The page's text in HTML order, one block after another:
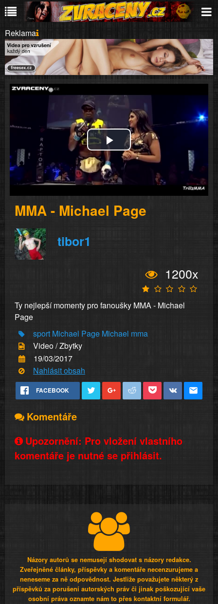
Reklama
Play
Video
MMA - Michael Page
tibor1
1200x
Ty nejlepší momenty pro fanoušky MMA - Michael
Page
sport Michael Page Michael mma
Video / Zbytky
19/03/2017
Nahlásit obsah
FACEBOOK
Komentáře
Upozornění: Pro vložení vlastního
komentáře je nutné se přihlásit.
Názory autorů se nemusejí shodovat s názory redakce.
Zveřejněné články, příspěvky a komentáře necenzurujeme a
neneseme za ně odpovědnost. Jestliže považujete některý z
příspěvků za porušení autorských práv či jinak poškozující vaše
osobní práva oznamte nám to přes kontaktní formulář.